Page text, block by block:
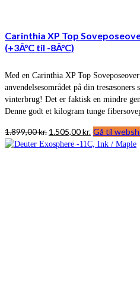
Carinthia XP Top
(+3Â°C til -8Â°C)
Med en Carinthia XP Top
anvendelsesområdet på din
vinterbrug! Det er faktisk en mindre
Denne godt et kilogram tunge
1.899,00kr. Den
oprindelige
1.505,00kr. Den
aktuelle
Gå til